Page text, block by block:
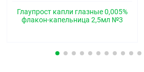
давление (ВГД) за счёт
водянистой влаги, главным
приблизительно через 3-4 ч
препарата, максимальный
Глаупрост капли глазные 0,005%
флакон-капельница 2,5мл №3